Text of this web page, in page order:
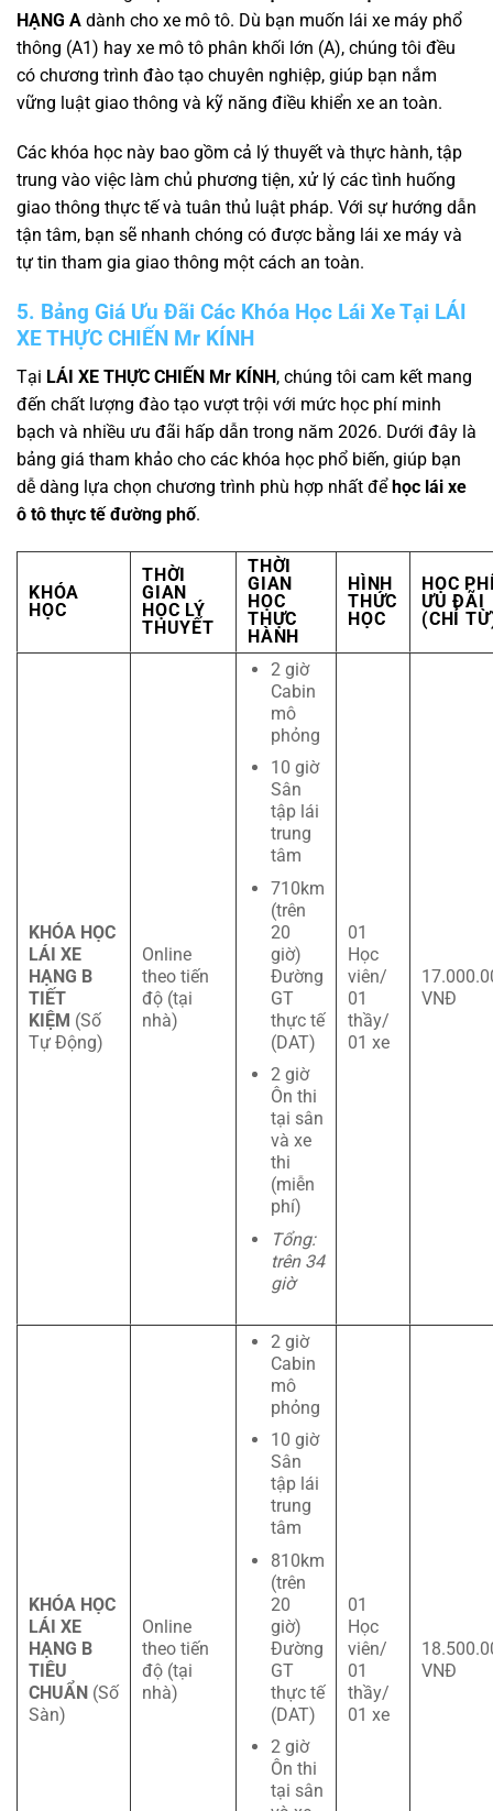
HẠNG A dành cho xe mô tô. Dù bạn muốn lái xe máy phổ
thông (A1) hay xe mô tô phân khối lớn (A), chúng tôi đều
có chương trình đào tạo chuyên nghiệp, giúp bạn nắm
vững luật giao thông và kỹ năng điều khiển xe an toàn.
Các khóa học này bao gồm cả lý thuyết và thực hành, tập
trung vào việc làm chủ phương tiện, xử lý các tình huống
giao thông thực tế và tuân thủ luật pháp. Với sự hướng dẫn
tận tâm, bạn sẽ nhanh chóng có được bằng lái xe máy và
tự tin tham gia giao thông một cách an toàn.
5. Bảng Giá Ưu Đãi Các Khóa Học Lái Xe Tại LÁI
XE THỰC CHIẾN Mr KÍNH
Tại LÁI XE THỰC CHIẾN Mr KÍNH, chúng tôi cam kết mang
đến chất lượng đào tạo vượt trội với mức học phí minh
bạch và nhiều ưu đãi hấp dẫn trong năm 2026. Dưới đây là
bảng giá tham khảo cho các khóa học phổ biến, giúp bạn
dễ dàng lựa chọn chương trình phù hợp nhất đểhọc lái xe
ô tô thực tế đường phố.
KHÓA
HỌC
THỜI
GIAN
HỌC LÝ
THUYẾT
THỜI
GIAN
HỌC
THỰC
HÀNH
HÌNH
THỨC
HỌC
HỌC
ƯU ĐÃI
(CHỈ
KHÓA HỌC
LÁI XE
HẠNG B
TIẾT
KIỆM (Số
Tự Động)
Online
theo tiến
độ (tại
nhà)
2 giờ
Cabin
mô
phỏng
10 giờ
Sân
tập lái
trung
tâm
710km
(trên
20
giờ)
Đường
GT
thực tế
(DAT)
2 giờ
Ôn thi
tại sân
và xe
thi
(miễn
phí)
Tổng:
trên 34
giờ
01
Học
viên/
01
thầy/
01 xe
VNĐ
KHÓA HỌC
LÁI XE
HẠNG B
TIÊU
CHUẨN (Số
Sàn)
Online
theo tiến
độ (tại
nhà)
2 giờ
Cabin
mô
phỏng
10 giờ
Sân
tập lái
trung
tâm
810km
(trên
20
giờ)
Đường
GT
thực tế
(DAT)
2 giờ
Ôn thi
tại sân
01
Học
viên/
01
thầy/
01 xe
VNĐ